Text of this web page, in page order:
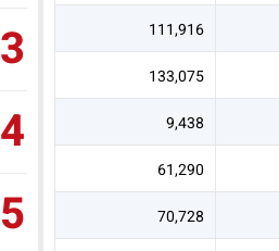
111,916
133,075
9,438
61,290
70,728
3
4
5